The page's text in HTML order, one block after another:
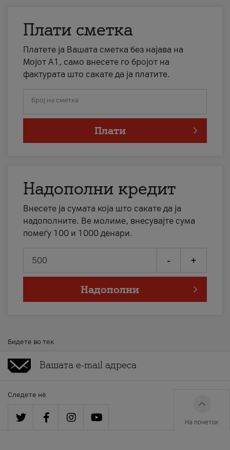
Плати сметка
Платете ја Вашата сметка без најава на
Мојот А1, само внесете го бројот на
фактурата што сакате да ја платите.
Број на сметка
Плати
Надополни кредит
Внесете ја сумата која што сакате да ја
надополните. Ве молиме, внесувајте сума
помеѓу 100 и 1000 денари.
- +
Надополни
Бидете во тек
Следете нè
На почеток